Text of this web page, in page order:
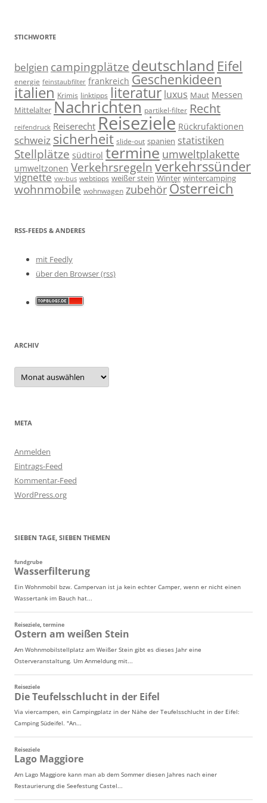
STICHWORTE
belgien campingplätze deutschland Eifel
energie feinstaubfilter frankreich Geschenkideen
italien Krimis linktipps literatur luxus Maut Messen
Mittelalter Nachrichten partikel-filter Recht
reifendruck Reiserecht Reiseziele Rückrufaktionen
schweiz sicherheit slide-out spanien statistiken
Stellplätze südtirol termine umweltplakette
umweltzonen Verkehrsregeln verkehrssünder
vignette vw-bus webtipps weißer stein Winter wintercamping
wohnmobile wohnwagen zubehör Österreich
RSS-FEEDS & ANDERES
mit Feedly
über den Browser (rss)
ARCHIV
Archiv
META
Anmelden
Eintrags-Feed
Kommentar-Feed
WordPress.org
SIEBEN TAGE, SIEBEN THEMEN